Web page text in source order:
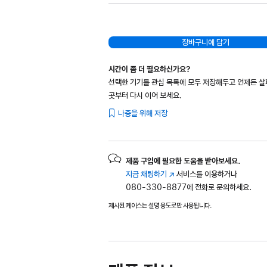
장바구니에 담기
시간이 좀 더 필요하신가요?
선택한 기기를 관심 목록에 모두 저장해두고 언제든
곳부터 다시 이어 보세요.
나중을 위해 저장
제품 구입에 필요한 도움을 받아보세요.
지금 채팅하기 (새
창에서
열림)
서비스를 이용하거나
080-330-8877에 전화로 문의하세요.
제시된 케이스는 설명 용도로만 사용됩니다.